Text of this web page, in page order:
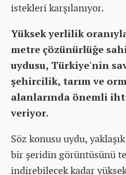
istekleri karşılanıyor.
Yüksek yerlilik
metre çözünürlüğe
uydusu, Türkiye'nin
şehircilik, tarım ve
alanlarında önemli
veriyor.
Söz konusu uydu,
bir şeridin görüntüsünü
indirebilecek kadar